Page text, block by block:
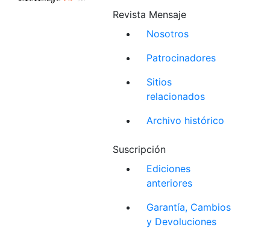
Revista Mensaje
Nosotros
Patrocinadores
Sitios
relacionados
Archivo histórico
Suscripción
Ediciones
anteriores
Garantía, Cambios
y Devoluciones